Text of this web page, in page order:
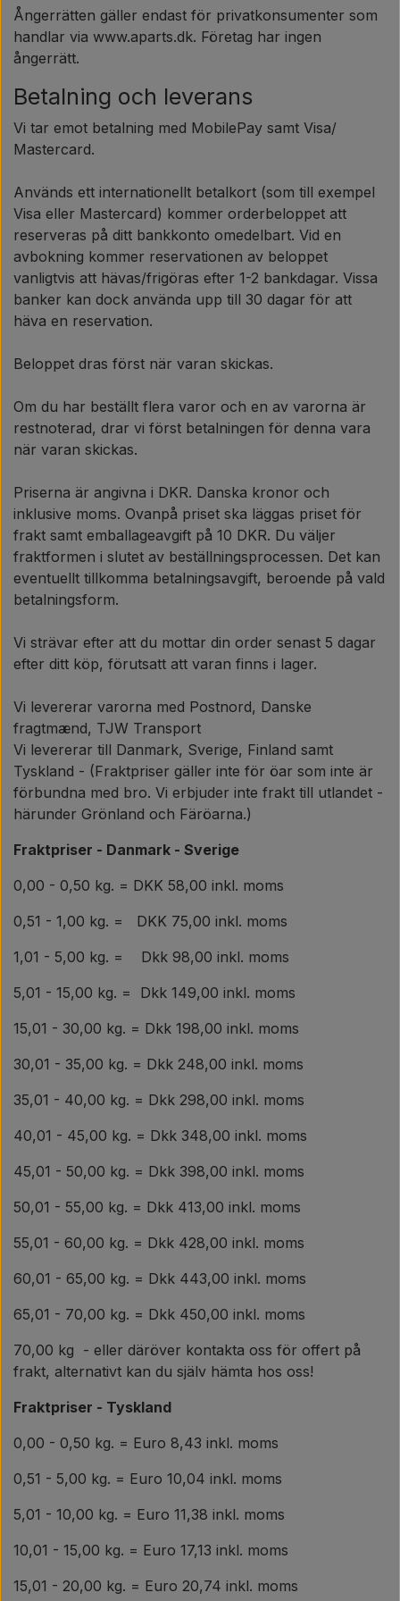
PTO axlar GARDLOC
Erbjudande
Ångerrätten gäller endast för privatkonsumenter som
handlar via www.aparts.dk. Företag har ingen
ångerrätt.
Betalning och leverans
Vi tar emot betalning med MobilePay samt Visa/
Mastercard.
Används ett internationellt betalkort (som till exempel
Visa eller Mastercard) kommer orderbeloppet att
reserveras på ditt bankkonto omedelbart. Vid en
avbokning kommer reservationen av beloppet
vanligtvis att hävas/frigöras efter 1-2 bankdagar. Vissa
banker kan dock använda upp till 30 dagar för att
häva en reservation.
Beloppet dras först när varan skickas.
Om du har beställt flera varor och en av varorna är
restnoterad, drar vi först betalningen för denna vara
när varan skickas.
Priserna är angivna i DKR. Danska kronor och
inklusive moms. Ovanpå priset ska läggas priset för
frakt samt emballageavgift på 10 DKR. Du väljer
fraktformen i slutet av beställningsprocessen. Det kan
eventuellt tillkomma betalningsavgift, beroende på vald
betalningsform.
Vi strävar efter att du mottar din order senast 5 dagar
efter ditt köp, förutsatt att varan finns i lager.
Vi levererar varorna med Postnord, Danske
fragtmænd, TJW Transport
Vi levererar till Danmark, Sverige, Finland samt
Tyskland - (Fraktpriser gäller inte för öar som inte är
förbundna med bro. Vi erbjuder inte frakt till utlandet -
härunder Grönland och Färöarna.)
Fraktpriser - Danmark - Sverige
0,00 - 0,50 kg. = DKK 58,00 inkl. moms
0,51 - 1,00 kg. = DKK 75,00 inkl. moms
1,01 - 5,00 kg. = Dkk 98,00 inkl. moms
5,01 - 15,00 kg. = Dkk 149,00 inkl. moms
15,01 - 30,00 kg. = Dkk 198,00 inkl. moms
30,01 - 35,00 kg. = Dkk 248,00 inkl. moms
35,01 - 40,00 kg. = Dkk 298,00 inkl. moms
40,01 - 45,00 kg. = Dkk 348,00 inkl. moms
45,01 - 50,00 kg. = Dkk 398,00 inkl. moms
50,01 - 55,00 kg. = Dkk 413,00 inkl. moms
55,01 - 60,00 kg. = Dkk 428,00 inkl. moms
60,01 - 65,00 kg. = Dkk 443,00 inkl. moms
65,01 - 70,00 kg. = Dkk 450,00 inkl. moms
70,00 kg - eller däröver kontakta oss för offert på
frakt, alternativt kan du själv hämta hos oss!
Fraktpriser - Tyskland
0,00 - 0,50 kg. = Euro 8,43 inkl. moms
0,51 - 5,00 kg. = Euro 10,04 inkl. moms
5,01 - 10,00 kg. = Euro 11,38 inkl. moms
10,01 - 15,00 kg. = Euro 17,13 inkl. moms
15,01 - 20,00 kg. = Euro 20,74 inkl. moms